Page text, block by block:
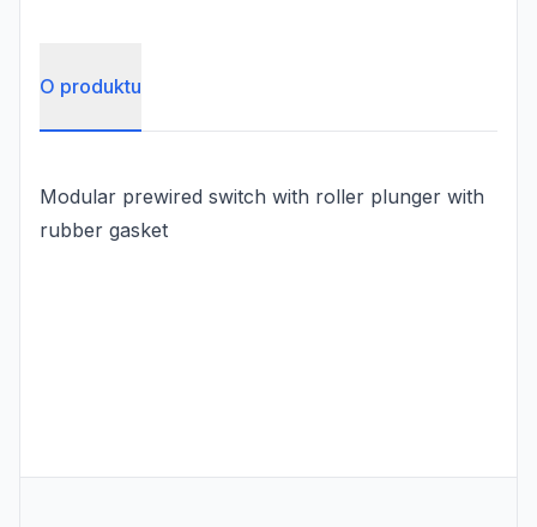
O produktu
Modular prewired switch with roller plunger with
rubber gasket